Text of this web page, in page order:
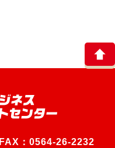
FAX：0564-26-2232